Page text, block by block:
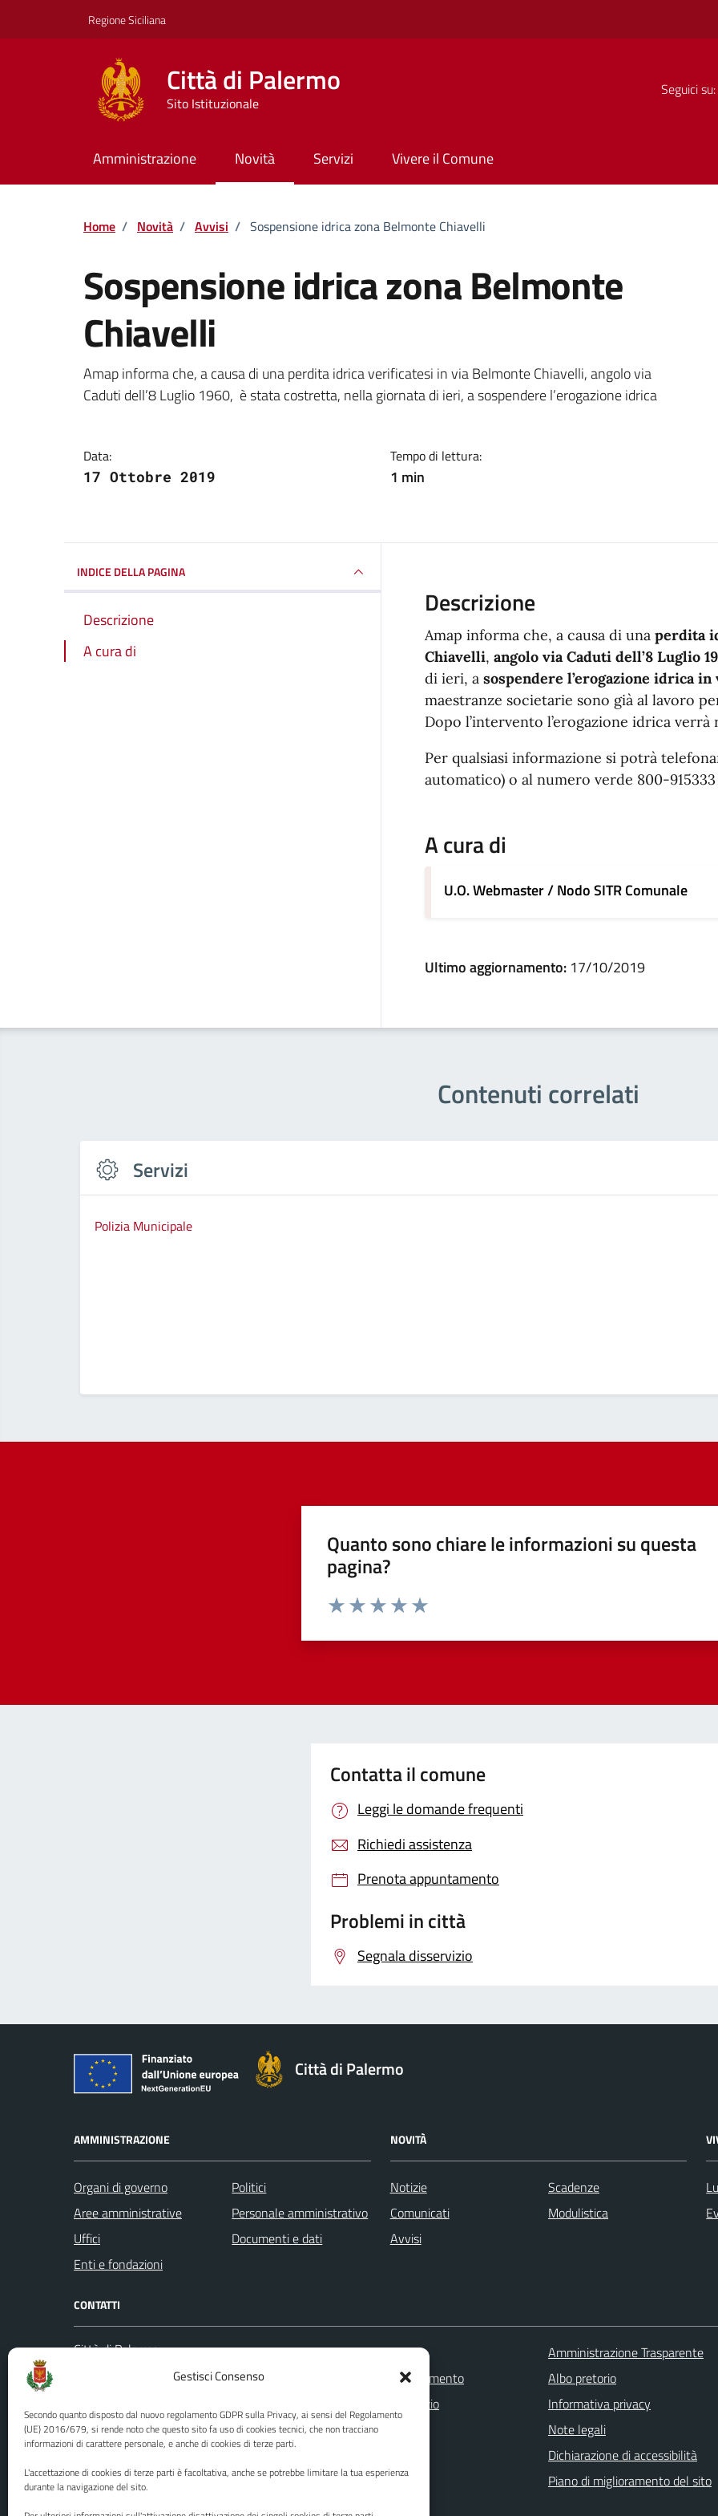
Gestisci Consenso
Secondo quanto disposto dal nuovo regolamento GDPR sulla Privacy, ai sensi del Regolamento
(UE) 2016/679, si rende noto che questo sito fa uso di cookies tecnici, che non tracciano
informazioni di carattere personale, e anche di cookies di terze parti.
L'accettazione di cookies di terze parti è facoltativa, anche se potrebbe limitare la tua esperienza
durante la navigazione del sito.
Regione Siciliana
Città di Palermo
Sito Istituzionale
Seguici su:
Amministrazione Novità Servizi Vivere il Comune
Home / Novità / Avvisi / Sospensione idrica zona Belmonte Chiavelli
Sospensione idrica zona Belmonte
Chiavelli
Dettagli della notizia
Amap informa che, a causa di una perdita idrica verificatesi in via Belmonte Chiavelli, angolo via
Caduti dell’8 Luglio 1960, è stata costretta, nella giornata di ieri, a sospendere l’erogazione idrica
Data:
17 Ottobre 2019
Tempo di lettura:
1 min
INDICE DELLA PAGINA
Descrizione
A cura di
Descrizione
Amap informa che, a causa di unaperdita
Chiavelli, angolo via Caduti dell’8 Luglio
di ieri, a sospendere l’erogazione idrica in
maestranze societarie sono già al lavoro
Dopo l’intervento l’erogazione idrica
Per qualsiasi informazione si potrà
automatico) o al numero verde 800-
A cura di
U.O. Webmaster / Nodo SITR Comunale
Ultimo aggiornamento: 17/10/2019
Contenuti correlati
Servizi
Polizia Municipale
Quanto sono chiare le informazioni su questa
pagina?
Contatta il comune
Leggi le domande frequenti
Richiedi assistenza
Prenota appuntamento
Problemi in città
Segnala disservizio
Città di Palermo
AMMINISTRAZIONE
Organi di governo
Aree amministrative
Uffici
Enti e fondazioni
Politici
Personale amministrativo
Documenti e dati
NOVITÀ
Notizie
Comunicati
Avvisi
Scadenze
Modulistica
CONTATTI
Città di Palermo
Codice fiscale / P. IVA:80016350821
U.O. Ufficio Relazioni con il Pubblico
(URP)
Numero verde: 0917401111
PEC:protocollo@cert.comune.palermo.it
Leggi le FAQ
Prenotazione appuntamento
Segnalazione disservizio
Richiesta assistenza
Amministrazione Trasparente
Albo pretorio
Informativa privacy
Note legali
Dichiarazione di accessibilità
Piano di miglioramento del sito